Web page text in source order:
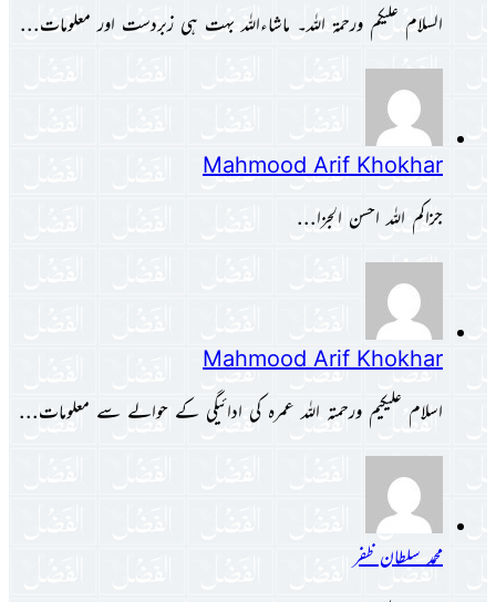
السلام علیکم ورحمۃ اللہ۔ ماشاءاللہ بہت ہی زبردست اور معلومات...
Mahmood Arif Khokhar
جزاکم اللہ احسن الجزا...
Mahmood Arif Khokhar
اسلام علیکیم ورحمتہ اللہ عمرہ کی ادائیگی کے حوالے سے معلومات...
محمد سلطان ظفر